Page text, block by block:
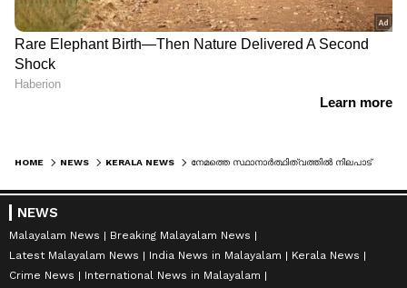
HOME NEWS KERALA NEWS
NEWS
Malayalam News
Breaking Malayalam News
Latest Malayalam News
India News in Malayalam
Kerala News
Crime News
International News in Malayalam